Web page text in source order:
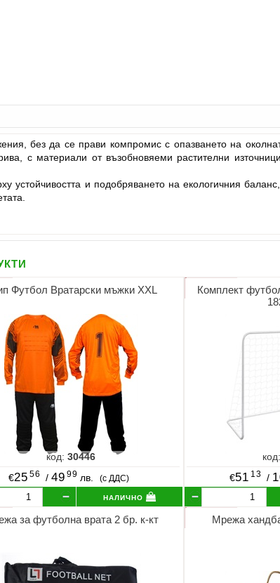
без да се прави компромис с опазването на
с материали от възобновяеми растителни източници
и подобряването на екологичния
Футбол Вратарски мъжки XXL
код:30446
€25 56 /49 99 лв. (с ДДС)
налично
Комплект
€51 13 /
за футболна врата 2 бр. к-кт Мрежа